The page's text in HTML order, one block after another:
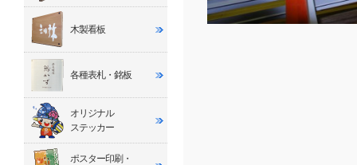
木製看板
各種表札・銘板
オリジナル
ステッカー
ポスター印刷・